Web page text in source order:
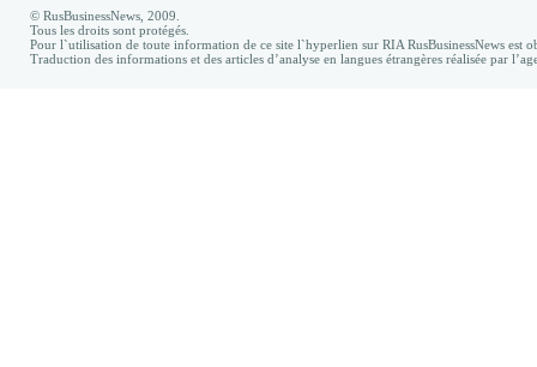
© RusBusinessNews, 2009.
Tous les droits sont protégés.
Pour l`utilisation de toute information de ce site l`hyperlien sur RIA RusBusinessNews est
Traduction des informations et des articles d’analyse en langues étrangères réalisée par